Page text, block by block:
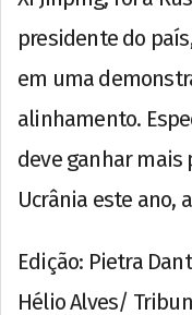
presidente do
em uma
alinhamento.
deve ganhar mais
Ucrânia este ano,
Edição: Pietra
Hélio Alves/